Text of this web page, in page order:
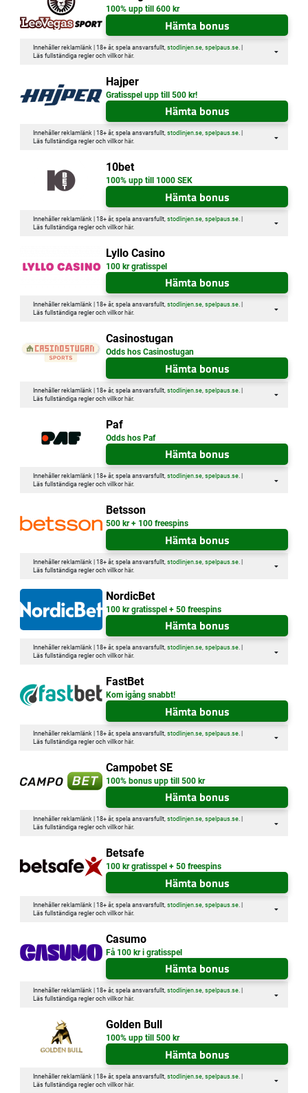
100% upp till 600 kr
Hämta bonus
Innehåller reklamlänk | 18+ år, spela ansvarsfullt, stodlinjen.se, spelpaus.se. |
Läs fullständiga regler och villkor här.
Hajper
Gratisspel upp till 500 kr!
Hämta bonus
Innehåller reklamlänk | 18+ år, spela ansvarsfullt, stodlinjen.se, spelpaus.se. |
Läs fullständiga regler och villkor här.
10bet
100% upp till 1000 SEK
Hämta bonus
Innehåller reklamlänk | 18+ år, spela ansvarsfullt, stodlinjen.se, spelpaus.se. |
Läs fullständiga regler och villkor här.
Lyllo Casino
100 kr gratisspel
Hämta bonus
Innehåller reklamlänk | 18+ år, spela ansvarsfullt, stodlinjen.se, spelpaus.se. |
Läs fullständiga regler och villkor här.
Casinostugan
Odds hos Casinostugan
Hämta bonus
Innehåller reklamlänk | 18+ år, spela ansvarsfullt, stodlinjen.se, spelpaus.se. |
Läs fullständiga regler och villkor här.
Paf
Odds hos Paf
Hämta bonus
Innehåller reklamlänk | 18+ år, spela ansvarsfullt, stodlinjen.se, spelpaus.se. |
Läs fullständiga regler och villkor här.
Betsson
500 kr + 100 freespins
Hämta bonus
Innehåller reklamlänk | 18+ år, spela ansvarsfullt, stodlinjen.se, spelpaus.se. |
Läs fullständiga regler och villkor här.
NordicBet
100 kr gratisspel + 50 freespins
Hämta bonus
Innehåller reklamlänk | 18+ år, spela ansvarsfullt, stodlinjen.se, spelpaus.se. |
Läs fullständiga regler och villkor här.
FastBet
Kom igång snabbt!
Hämta bonus
Innehåller reklamlänk | 18+ år, spela ansvarsfullt, stodlinjen.se, spelpaus.se. |
Läs fullständiga regler och villkor här.
Campobet SE
100% bonus upp till 500 kr
Hämta bonus
Innehåller reklamlänk | 18+ år, spela ansvarsfullt, stodlinjen.se, spelpaus.se. |
Läs fullständiga regler och villkor här.
Betsafe
100 kr gratisspel + 50 freespins
Hämta bonus
Innehåller reklamlänk | 18+ år, spela ansvarsfullt, stodlinjen.se, spelpaus.se. |
Läs fullständiga regler och villkor här.
Casumo
Få 100 kr i gratisspel
Hämta bonus
Innehåller reklamlänk | 18+ år, spela ansvarsfullt, stodlinjen.se, spelpaus.se. |
Läs fullständiga regler och villkor här.
Golden Bull
100% upp till 500 kr
Hämta bonus
Innehåller reklamlänk | 18+ år, spela ansvarsfullt, stodlinjen.se, spelpaus.se. |
Läs fullständiga regler och villkor här.